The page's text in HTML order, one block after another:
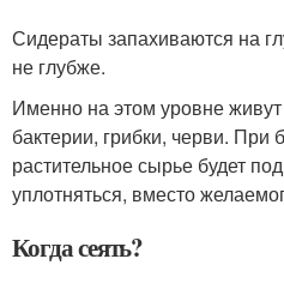
Сидераты запахиваются на
не глубже.
Именно на этом уровне
бактерии, грибки, черви. При
растительное сырье будет
уплотняться, вместо
Когда сеять?